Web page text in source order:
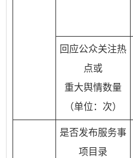
回应公众关注热
点或
重大舆情数量
（单位：次）
是否发布服务事
项目录